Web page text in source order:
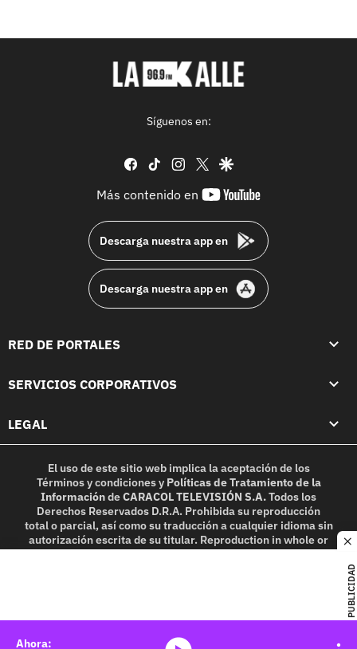
PUBLICIDAD
Síguenos en:
facebook
tiktok instagram
twittergoogle
Más contenido en
youtube-
Descarga nuestra app en
Descarga nuestra app en
RED DE PORTALES
SERVICIOS CORPORATIVOS
LEGAL
El uso de este sitio web implica la aceptación de los
Términos y condicionesy Políticas de Tratamiento de la
InformacióndeCARACOL TELEVISIÓN S.A.Todos los
Derechos Reservados D.R.A. Prohibida su reproducción
total o parcial, así como su traducción a cualquier idioma sin
autorización escrita de su titular. Reproduction in whole or
in part, or translation without written permission is